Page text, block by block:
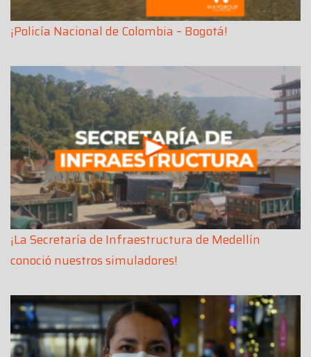
¡Policía Nacional de Colombia – Bogotá!
¡La Secretaría de Infraestructura de Medellín
conoció nuestros simuladores!